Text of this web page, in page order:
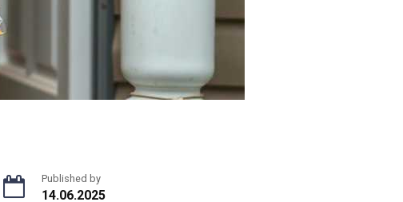
Published by
14.06.2025